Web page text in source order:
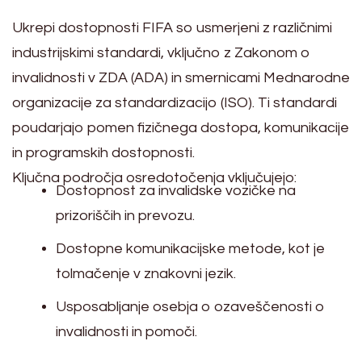
Ukrepi dostopnosti FIFA so usmerjeni z različnimi
industrijskimi standardi, vključno z Zakonom o
invalidnosti v ZDA (ADA) in smernicami Mednarodne
organizacije za standardizacijo (ISO). Ti standardi
poudarjajo pomen fizičnega dostopa, komunikacije
in programskih dostopnosti.
Ključna področja osredotočenja vključujejo:
Dostopnost za invalidske vozičke na
prizoriščih in prevozu.
Dostopne komunikacijske metode, kot je
tolmačenje v znakovni jezik.
Usposabljanje osebja o ozaveščenosti o
invalidnosti in pomoči.